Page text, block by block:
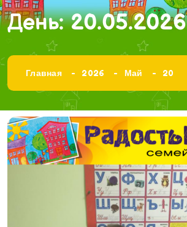
День:20.05.2026
Главная 2026 Май 20